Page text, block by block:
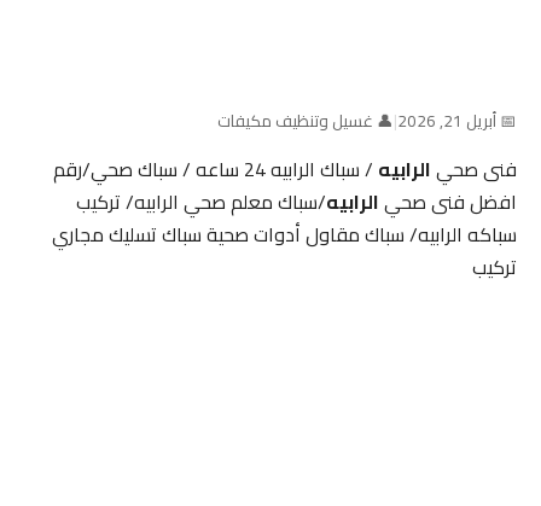
📅 أبريل 21, 2026 |👤 غسيل وتنظيف مكيفات
فنى صحيالرابيه
/ سباك الرابيه 24 ساعه / سباك صحي/رقم
افضل فنى صحيالرابيه/سباك معلم صحي الرابيه/ تركيب
سباكه الرابيه/ سباك مقاول أدوات صحية سباك تسليك مجاري
تركيب